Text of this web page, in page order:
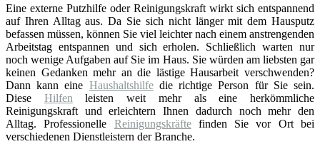
Eine externe Putzhilfe oder Reinigungskraft wirkt sich entspannend
auf Ihren Alltag aus. Da Sie sich nicht länger mit dem Hausputz
befassen müssen, können Sie viel leichter nach einem anstrengenden
Arbeitstag entspannen und sich erholen. Schließlich warten nur
noch wenige Aufgaben auf Sie im Haus. Sie würden am liebsten gar
keinen Gedanken mehr an die lästige Hausarbeit verschwenden?
Dann kann eine Haushaltshilfedie richtige Person für Sie sein.
Diese Hilfenleisten weit mehr als eine herkömmliche
Reinigungskraft und erleichtern Ihnen dadurch noch mehr den
Alltag. Professionelle Reinigungskräftefinden Sie vor Ort bei
verschiedenen Dienstleistern der Branche.